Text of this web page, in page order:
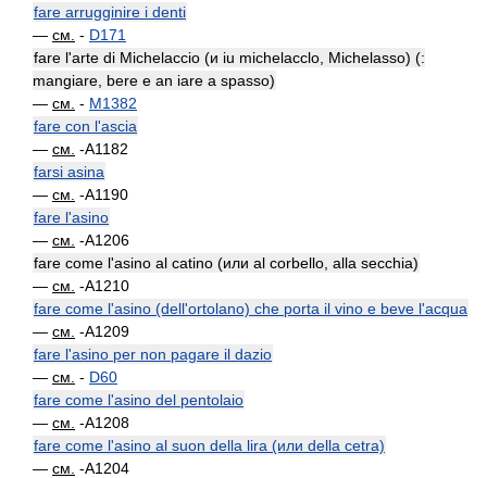
fare arrugginire i denti
— см. - D171
fare l'arte di Michelaccio (и iu michelacclo, Michelasso) (:
mangiare, bere e an iare a spasso)
— см. - M1382
fare con l'ascia
— см. -A1182
farsi asina
— см. -A1190
fare l'asino
— см. -A1206
fare come l'asino al catino (или al corbello, alla secchia)
— см. -A1210
fare come l'asino (dell'ortolano) che porta il vino e beve l'acqua
— см. -A1209
fare l'asino per non pagare il dazio
— см. - D60
fare come l'asino del pentolaio
— см. -A1208
fare come l'asino al suon della lira (или della cetra)
— см. -A1204